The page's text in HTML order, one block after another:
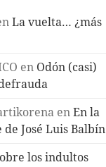
La vuelta… ¿más
en Odón (casi)
enEn la
José Luis Balbín
los indultos